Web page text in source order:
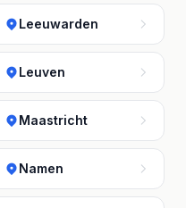
Leeuwarden
Leuven
Maastricht
Namen